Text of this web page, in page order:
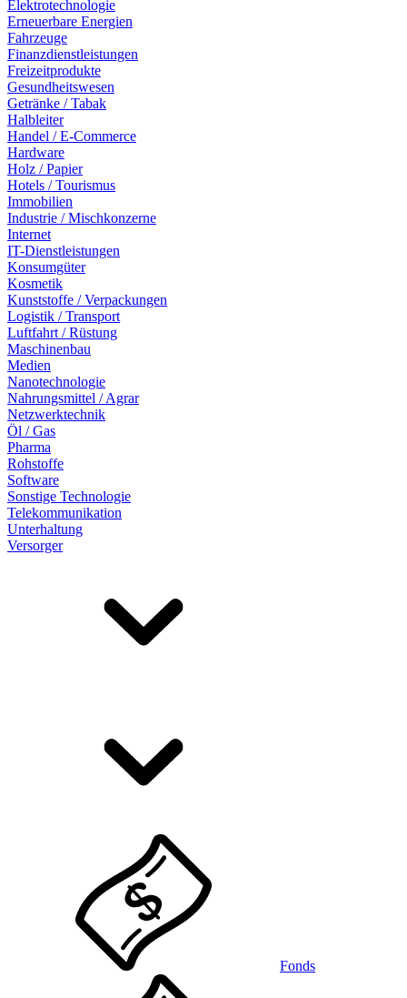
Elektrotechnologie
Erneuerbare Energien
Fahrzeuge
Finanzdienstleistungen
Freizeitprodukte
Gesundheitswesen
Getränke / Tabak
Halbleiter
Handel / E-Commerce
Hardware
Holz / Papier
Hotels / Tourismus
Immobilien
Industrie / Mischkonzerne
Internet
IT-Dienstleistungen
Konsumgüter
Kosmetik
Kunststoffe / Verpackungen
Logistik / Transport
Luftfahrt / Rüstung
Maschinenbau
Medien
Nanotechnologie
Nahrungsmittel / Agrar
Netzwerktechnik
Öl / Gas
Pharma
Rohstoffe
Software
Sonstige Technologie
Telekommunikation
Unterhaltung
Versorger
Fonds